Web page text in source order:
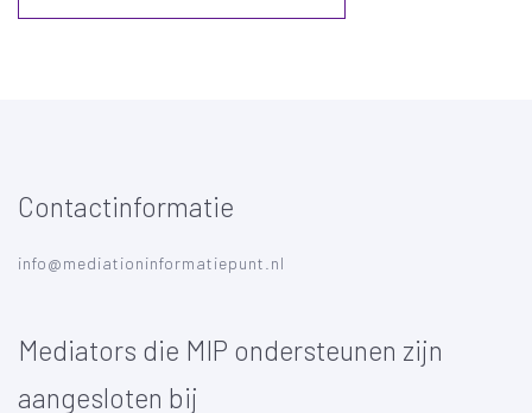
Contactinformatie
info@mediationinformatiepunt.nl
Mediators die MIP ondersteunen zijn
aangesloten bij